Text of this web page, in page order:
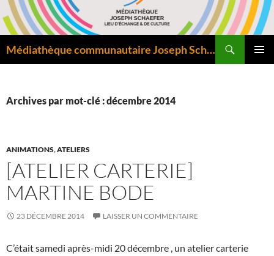
Aller
au
contenu
Médiathèque communautaire Joseph Schaefer de Bitche – Pôle départemental de lecture publique
Archives par mot-clé : décembre 2014
ANIMATIONS,ATELIERS
[ATELIER CARTERIE]
MARTINE BODE
23 DÉCEMBRE 2014 LAISSER UN COMMENTAIRE
C’était samedi après-midi 20 décembre , un atelier carterie